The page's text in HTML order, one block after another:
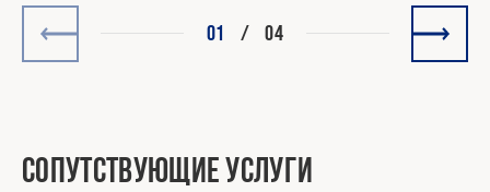
01 / 04
Сопутствующие услуги